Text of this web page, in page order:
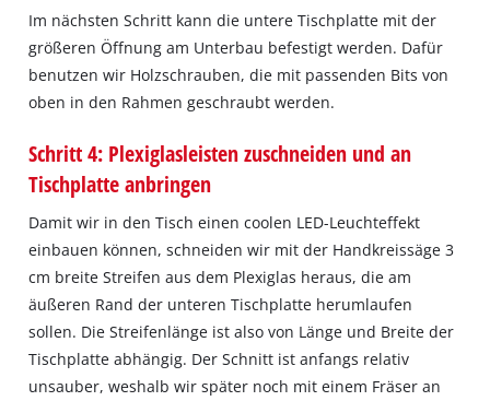
Im nächsten Schritt kann die untere Tischplatte mit der
größeren Öffnung am Unterbau befestigt werden. Dafür
benutzen wir Holzschrauben, die mit passenden Bits von
oben in den Rahmen geschraubt werden.
Schritt 4: Plexiglasleisten zuschneiden und an
Tischplatte anbringen
Damit wir in den Tisch einen coolen LED-Leuchteffekt
einbauen können, schneiden wir mit der Handkreissäge 3
cm breite Streifen aus dem Plexiglas heraus, die am
äußeren Rand der unteren Tischplatte herumlaufen
sollen. Die Streifenlänge ist also von Länge und Breite der
Tischplatte abhängig. Der Schnitt ist anfangs relativ
unsauber, weshalb wir später noch mit einem Fräser an